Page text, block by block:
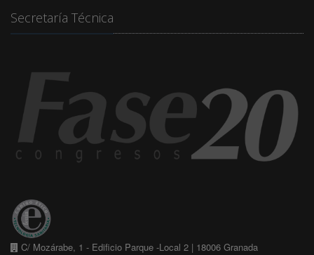
Secretaría Técnica
C/ Mozárabe, 1 - Edificio Parque -Local 2 | 18006 Granada